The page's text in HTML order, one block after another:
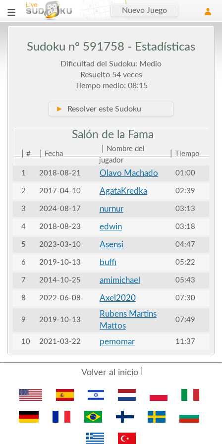
Nuevo Juego
Sudoku nº 591758 - Estadísticas
Dificultad del Sudoku: Medio
Resuelto 54 veces
Tiempo medio: 08:15
► Resolver este Sudoku
Salón de la Fama
# Fecha
Nombre del
jugador
Tiempo
1 2018-08-21 Olavo Machado 01:00
2 2017-04-10 AgataKredka 02:39
3 2024-08-17 nurnur 03:13
4 2018-08-23 edwin 03:18
5 2023-03-10 Asensi 04:47
6 2019-10-13 buffi 05:22
7 2014-10-25 amimichael 05:43
8 2022-06-08 Axel2020 07:30
9 2019-10-13
Rubens Martins
Mattos
07:49
10 2021-03-22 pemomar 11:37
Volver al inicio